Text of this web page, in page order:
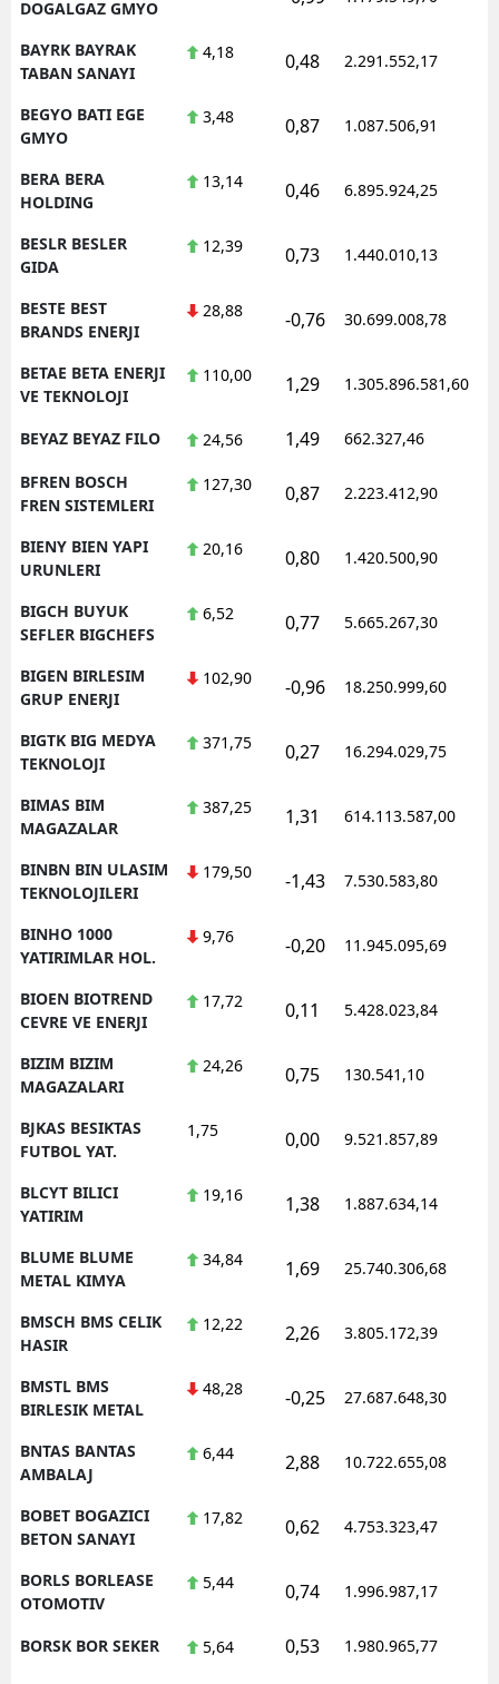
DOGALGAZ GMYO
BAYRK BAYRAK
TABAN SANAYI
4,18 0,48 2.291.552,17
BEGYO BATI EGE
GMYO
3,48 0,87 1.087.506,91
BERA BERA
HOLDING
13,14 0,46 6.895.924,25
BESLR BESLER
GIDA
12,39 0,73 1.440.010,13
BESTE BEST
BRANDS ENERJI
28,88 -0,76 30.699.008,78
BETAE BETA ENERJI
VE TEKNOLOJI
110,00 1,29 1.305.896.581,60
BEYAZ BEYAZ FILO 24,56 1,49 662.327,46
BFREN BOSCH
FREN SISTEMLERI
127,30 0,87 2.223.412,90
BIENY BIEN YAPI
URUNLERI
20,16 0,80 1.420.500,90
BIGCH BUYUK
SEFLER BIGCHEFS
6,52 0,77 5.665.267,30
BIGEN BIRLESIM
GRUP ENERJI
102,90 -0,96 18.250.999,60
BIGTK BIG MEDYA
TEKNOLOJI
371,75 0,27 16.294.029,75
BIMAS BIM
MAGAZALAR
387,25 1,31 614.113.587,00
BINBN BIN ULASIM
TEKNOLOJILERI
179,50 -1,43 7.530.583,80
BINHO 1000
YATIRIMLAR HOL.
9,76 -0,20 11.945.095,69
BIOEN BIOTREND
CEVRE VE ENERJI
17,72 0,11 5.428.023,84
BIZIM BIZIM
MAGAZALARI
24,26 0,75 130.541,10
BJKAS BESIKTAS
FUTBOL YAT.
1,75 0,00 9.521.857,89
BLCYT BILICI
YATIRIM
19,16 1,38 1.887.634,14
BLUME BLUME
METAL KIMYA
34,84 1,69 25.740.306,68
BMSCH BMS CELIK
HASIR
12,22 2,26 3.805.172,39
BMSTL BMS
BIRLESIK METAL
48,28 -0,25 27.687.648,30
BNTAS BANTAS
AMBALAJ
6,44 2,88 10.722.655,08
BOBET BOGAZICI
BETON SANAYI
17,82 0,62 4.753.323,47
BORLS BORLEASE
OTOMOTIV
5,44 0,74 1.996.987,17
BORSK BOR SEKER 5,64 0,53 1.980.965,77